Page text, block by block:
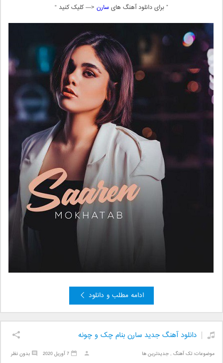
” برای دانلود آهنگ هایسارن <— کلیک کنید “
ادامه مطلب و دانلود
دانلود آهنگ جدید سارن بنام چک و چونه
موضوعات:تک آهنگ ,جدیدترین ها بدون نظر 7 آوریل 2020